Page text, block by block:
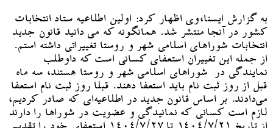
به گزارش ایسنا،وی اظهار کرد: اولین اطلاعیه ستاد انتخابات
کشور در آنجا منتشر شد. همانگونه که می دانید قانون جدید
انتخابات شوراهای اسلامی شهر و روستا تغییراتی داشته استم.
از جمله این تغییران استعفای کسانی است که داوطلب
نمایندگی در شوراهای اسلامی شهر و روستا هستند، سه ماه
قبل از روز ثبت نام باید استعفا دهند. قبلا روز ثبت نام استعفا
می‌دادند. بر اساس قانون جدید در اطلاعیه‌ای که صادر کردیم،
لازم است کسانی که نمانیدگی و عضویت در شوراها را دارند